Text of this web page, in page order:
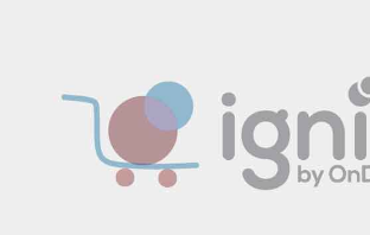
ลงทะเบียน